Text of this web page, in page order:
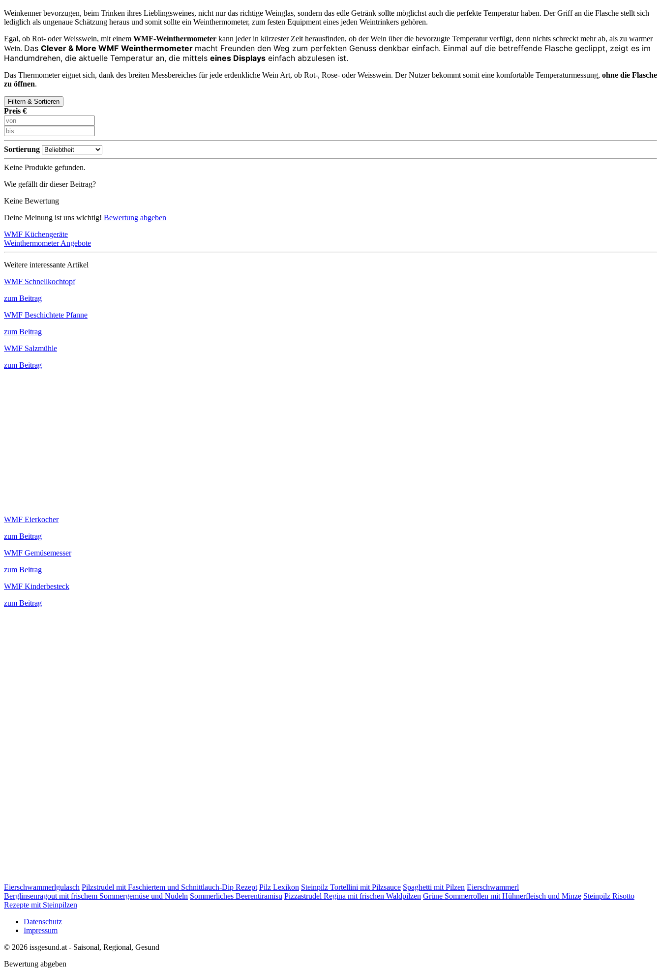
Weinkenner bevorzugen, beim Trinken ihres Lieblingsweines, nicht nur das richtige Weinglas, sondern das edle Getränk sollte möglichst auch die perfekte Temperatur haben. Der Griff an die Flasche stellt sich
lediglich als ungenaue Schätzung heraus und somit sollte ein Weinthermometer, zum festen Equipment eines jeden Weintrinkers gehören.
Egal, ob Rot- oder Weisswein, mit einem WMF-Weinthermometer kann jeder in kürzester Zeit herausfinden, ob der Wein über die bevorzugte Temperatur verfügt, denn nichts schreckt mehr ab, als zu warmer
Wein. Das Clever & More WMF Weinthermometer macht Freunden den Weg zum perfekten Genuss denkbar einfach. Einmal auf die betreffende Flasche geclippt, zeigt es im
Handumdrehen, die aktuelle Temperatur an, die mittels eines Displays einfach abzulesen ist.
Das Thermometer eignet sich, dank des breiten Messbereiches für jede erdenkliche Wein Art, ob Rot-, Rose- oder Weisswein. Der Nutzer bekommt somit eine komfortable Temperaturmessung, ohne die Flasche
zu öffnen.
Filtern & Sortieren
Preis €
Sortierung
Keine Produkte gefunden.
Wie gefällt dir dieser Beitrag?
Keine Bewertung
Deine Meinung ist uns wichtig! Bewertung abgeben
WMF Küchengeräte
Weinthermometer Angebote
Weitere interessante Artikel
WMF Schnellkochtopf
zum Beitrag
WMF Beschichtete Pfanne
zum Beitrag
WMF Salzmühle
zum Beitrag
WMF Eierkocher
zum Beitrag
WMF Gemüsemesser
zum Beitrag
WMF Kinderbesteck
zum Beitrag
Eierschwammerlgulasch Pilzstrudel mit Faschiertem und Schnittlauch-Dip Rezept Pilz Lexikon Steinpilz Tortellini mit Pilzsauce Spaghetti mit Pilzen Eierschwammerl
Berglinsenragout mit frischem Sommergemüse und Nudeln Sommerliches Beerentiramisu Pizzastrudel Regina mit frischen Waldpilzen Grüne Sommerrollen mit Hühnerfleisch und Minze Steinpilz Risotto
Rezepte mit Steinpilzen
Datenschutz
Impressum
© 2026 issgesund.at - Saisonal, Regional, Gesund
Bewertung abgeben